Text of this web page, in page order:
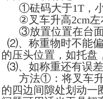
①砝码大于1T，
②叉车升高2cm
③放置位置在台
⑵、称重物时不能
的压头位置，如托盘
⑶、如称重还有误
方法① ：将叉车
的四边间隙处划动一